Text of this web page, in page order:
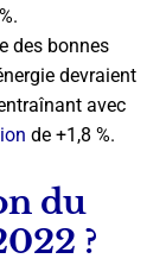
des bonnes
devraient
avec
de +1,8 %.
du
?